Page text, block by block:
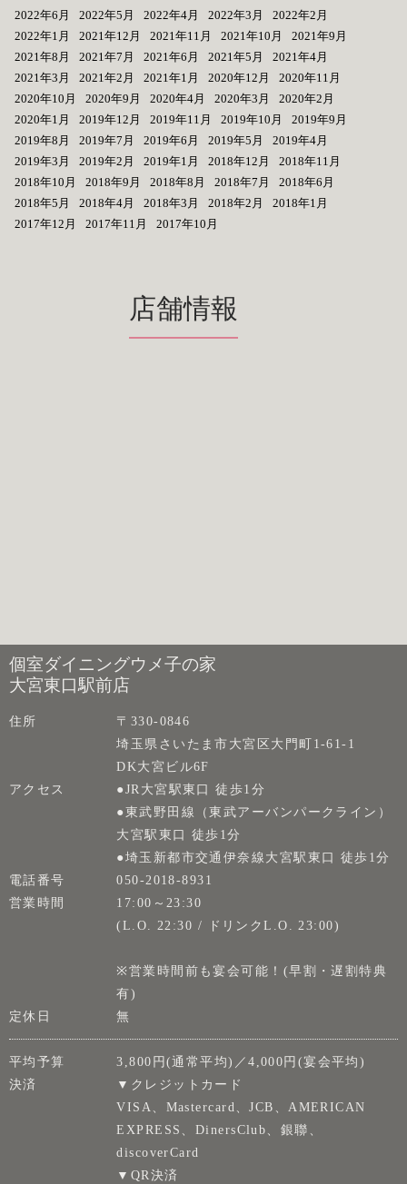
2022年6月
2022年5月 2022年4月 2022年3月
2022年2月
2022年1月
2021年12月 2021年11月 2021年10月
2021年9月
2021年8月
2021年7月 2021年6月 2021年5月
2021年4月
2021年3月
2021年2月 2021年1月 2020年12月
2020年11月
2020年10月
2020年9月 2020年4月 2020年3月
2020年2月
2020年1月
2019年12月 2019年11月 2019年10月
2019年9月
2019年8月
2019年7月 2019年6月 2019年5月
2019年4月
2019年3月
2019年2月 2019年1月 2018年12月
2018年11月
2018年10月
2018年9月 2018年8月 2018年7月
2018年6月
2018年5月
2018年4月 2018年3月 2018年2月
2018年1月
2017年12月
2017年11月 2017年10月
店舗情報
個室ダイニングウメ子の家
大宮東口駅前店
住所
〒330-0846
埼玉県さいたま市大宮区大門町1-61-1
DK大宮ビル6F
アクセス
●JR大宮駅東口 徒歩1分
●東武野田線（東武アーバンパークライン）
大宮駅東口 徒歩1分
●埼玉新都市交通伊奈線大宮駅東口 徒歩1分
電話番号
050-2018-8931
営業時間
17:00～23:30
(L.O. 22:30 / ドリンクL.O. 23:00)
※営業時間前も宴会可能！(早割・遅割特典
有)
定休日
無
平均予算
3,800円(通常平均)／4,000円(宴会平均)
決済
▼クレジットカード
VISA、Mastercard、JCB、AMERICAN
EXPRESS、DinersClub、銀聯、
discoverCard
▼QR決済